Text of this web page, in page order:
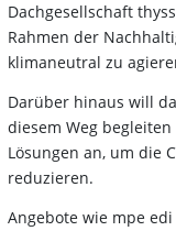
Dachgesellschaft
Rahmen der
klimaneutral zu
Darüber hinaus will
diesem Weg
Lösungen an, um die
reduzieren.
Angebote wie mpe